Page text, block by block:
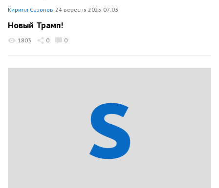
Кирилл Сазонов 24 вересня 2025 07:03
Новый Трамп!
1803 0 0